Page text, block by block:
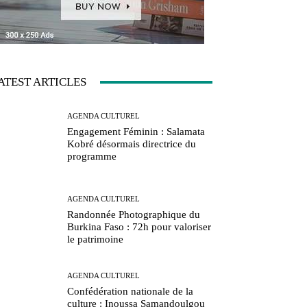
ARTICLES
AGENDA CULTUREL
Engagement Féminin : Salamata
Kobré désormais directrice du
programme
AGENDA CULTUREL
Randonnée Photographique du
Burkina Faso : 72h pour valoriser
le patrimoine
AGENDA CULTUREL
Confédération nationale de la
culture : Inoussa Samandoulgou